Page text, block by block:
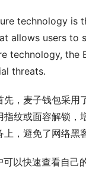
technology is
allows users to
technology, the
threats.
，麦子钱包采用
纹或面容解锁，
，避免了网络黑
以快速查看自己